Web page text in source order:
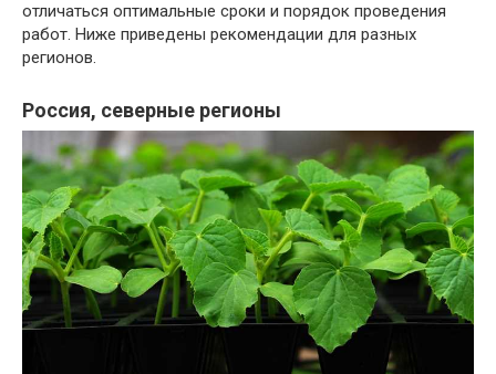
отличаться оптимальные сроки и порядок проведения
работ. Ниже приведены рекомендации для разных
регионов.
Россия, северные регионы